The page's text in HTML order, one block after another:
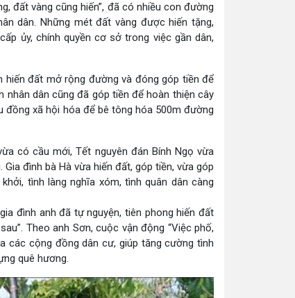
đất vàng cũng hiến”, đã có nhiều con đường
dân. Những mét đất vàng được hiến tặng,
ủy, chính quyền cơ sở trong việc gần dân,
hiến đất mở rộng đường và đóng góp tiền để
dân cũng đã góp tiền để hoàn thiện cây
đồng xã hội hóa để bê tông hóa 500m đường
có cầu mới, Tết nguyên đán Bính Ngọ vừa
đình bà Hà vừa hiến đất, góp tiền, vừa góp
tình làng nghĩa xóm, tình quân dân càng
đình anh đã tự nguyện, tiên phong hiến đất
Theo anh Sơn, cuộc vận động “Việc phố,
các cộng đồng dân cư, giúp tăng cường tình
quê hương.